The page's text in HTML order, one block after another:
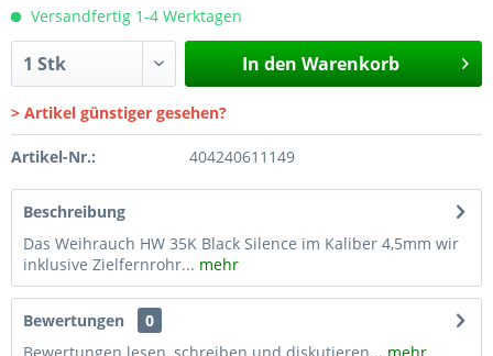
Versandfertig 1-4 Werktagen
In den Warenkorb
> Artikel günstiger gesehen?
Artikel-Nr.: 404240611149
Beschreibung
Das Weihrauch HW 35K Black Silence im Kaliber 4,5mm wir
inklusive Zielfernrohr... mehr
Bewertungen
0